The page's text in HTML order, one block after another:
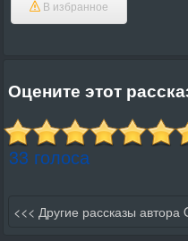
В избранное
Оцените этот
33 голоса
<<< Другие рассказы автора